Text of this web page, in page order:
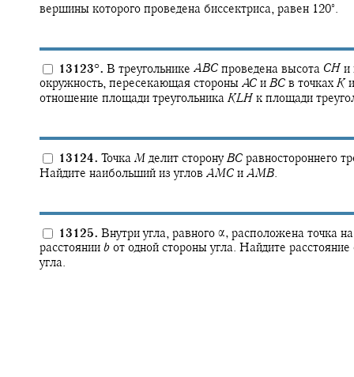
вершины которого проведена биссектриса, равен 120‍∘ .
13123°. В треугольнике ABC проведена высота CH и
окружность, пересекающая стороны AC и BC в точках K
отношение площади треугольника KLH к площади
13124. Точка M делит сторонуBC равностороннего
Найдите наибольший из углов AMC и AMB.
13125. Внутри угла, равного α, расположена точка
расстоянии b от одной стороны угла. Найдите
угла.